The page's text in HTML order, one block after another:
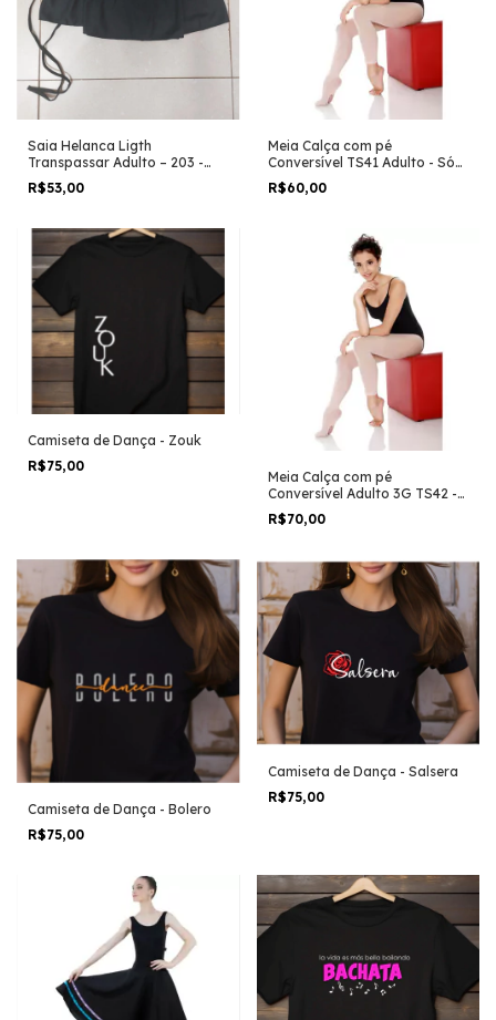
Saia Helanca Ligth
Transpassar Adulto – 203 -
Evidence
R$53,00
Meia Calça com pé
Conversível TS41 Adulto - Só
Dança - Em estoque
R$60,00
Camiseta de Dança - Zouk
R$75,00
Meia Calça com pé
Conversível Adulto 3G TS42 -
Só Dança - Em estoque
R$70,00
Camiseta de Dança - Bolero
R$75,00
Camiseta de Dança - Salsera
R$75,00